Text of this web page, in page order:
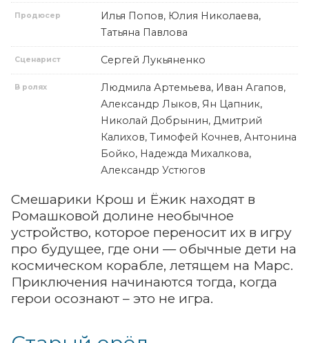
Продюсер
Илья Попов, Юлия Николаева,
Татьяна Павлова
Сценарист Сергей Лукьяненко
В ролях
Людмила Артемьева, Иван Агапов,
Александр Лыков, Ян Цапник,
Николай Добрынин, Дмитрий
Калихов, Тимофей Кочнев, Антонина
Бойко, Надежда Михалкова,
Александр Устюгов
Смешарики Крош и Ёжик находят в
Ромашковой долине необычное
устройство, которое переносит их в игру
про будущее, где они — обычные дети на
космическом корабле, летящем на Марс.
Приключения начинаются тогда, когда
герои осознают – это не игра.